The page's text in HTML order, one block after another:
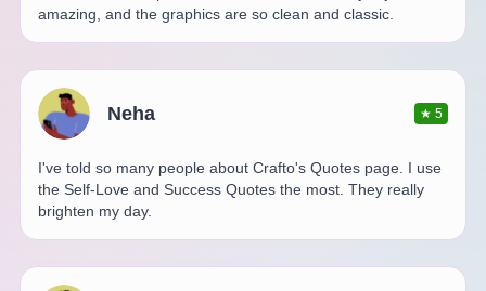
amazing, and the graphics are so clean and classic.
Neha ★5
I've told so many people about Crafto's Quotes page. I use
the Self-Love and Success Quotes the most. They really
brighten my day.